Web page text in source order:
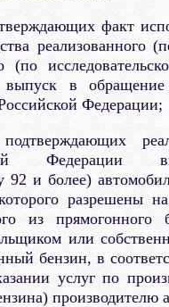
факт
реализованного
(по
выпуск в
Федерации;
Федерации
92 и более)
разрешены
из прямогонного
или
бензин, в
услуг по
производителю